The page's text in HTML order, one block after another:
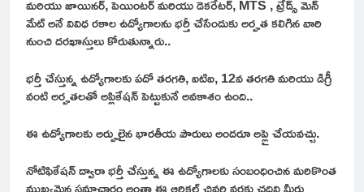
మరియు జాయినర్, పెయింటర్ మరియు డెకరేటర్, MTS , ట్రేడ్స్ మెన్
మేట్ అనే వివిధ రకాల ఉద్యోగాలను భర్తీ చేసేందుకు అర్హత కలిగిన వారి
నుంచి దరఖాస్తులు కోరుతున్నారు..
భర్తీ చేస్తున్న ఉద్యోగాలకు పదో తరగతి, ఐటిఐ, 12వ తరగతి మరియు డిగ్రీ
వంటి అర్హతలతో అప్లికేషన్ పెట్టుకునే అవకాశం ఉంది..
ఈ ఉద్యోగాలకు అర్హులైన భారతీయ పౌరులు అందరూ అప్లై చేయవచ్చు.
నోటిఫికేషన్ ద్వారా భర్తీ చేస్తున్న ఈ ఉద్యోగాలకు సంబంధించిన మరికొంత